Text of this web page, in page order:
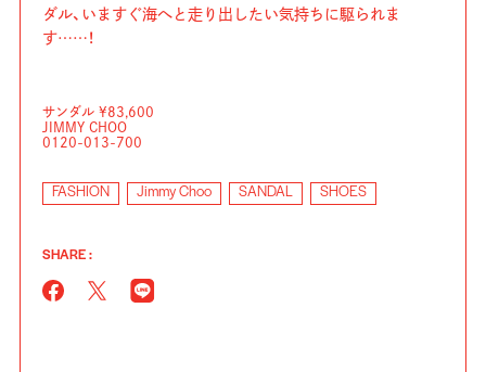
ダル、いますぐ海へと走り出したい気持ちに駆られま
す……！
サンダル ¥83,600
JIMMY CHOO
0120-013-700
FASHION Jimmy Choo SANDAL SHOES
SHARE :